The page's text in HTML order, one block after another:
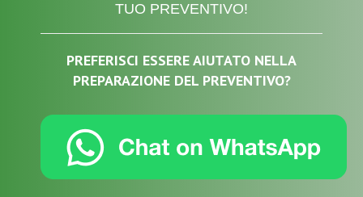
TUO PREVENTIVO!
PREFERISCI ESSERE AIUTATO NELLA
PREPARAZIONE DEL PREVENTIVO?